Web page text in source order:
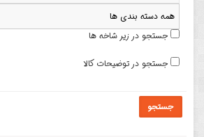
جستجو در زیر شاخه ها
جستجو در توضیحات کالا
جستجو